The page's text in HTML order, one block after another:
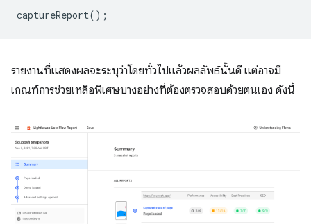
captureReport();
รายงานที่แสดงผลจะระบุว่าโดยทั่วไปแล้วผลลัพธ์นั้นดี แต่อาจมี
เกณฑ์การช่วยเหลือพิเศษบางอย่างที่ต้องตรวจสอบด้วยตนเอง ดังนี้